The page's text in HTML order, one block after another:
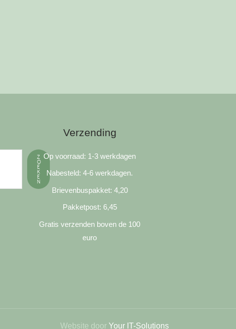
Z
O
E
K
E
N
Verzending
Op voorraad: 1-3 werkdagen
Nabesteld: 4-6 werkdagen.
Brievenbuspakket: 4,20
Pakketpost: 6,45
Gratis verzenden boven de 100
euro
Website door Your IT-Solutions